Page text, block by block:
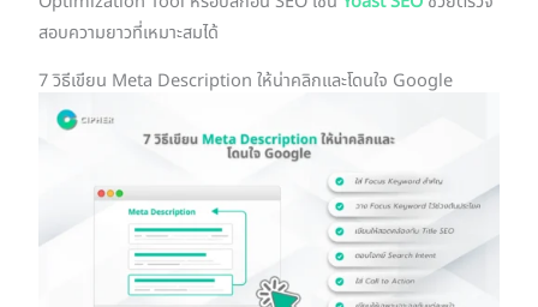
สอบความยาวที่เหมาะสมได้
7 วิธีเขียน Meta Description ให้น่าคลิกและโดนใจ Google